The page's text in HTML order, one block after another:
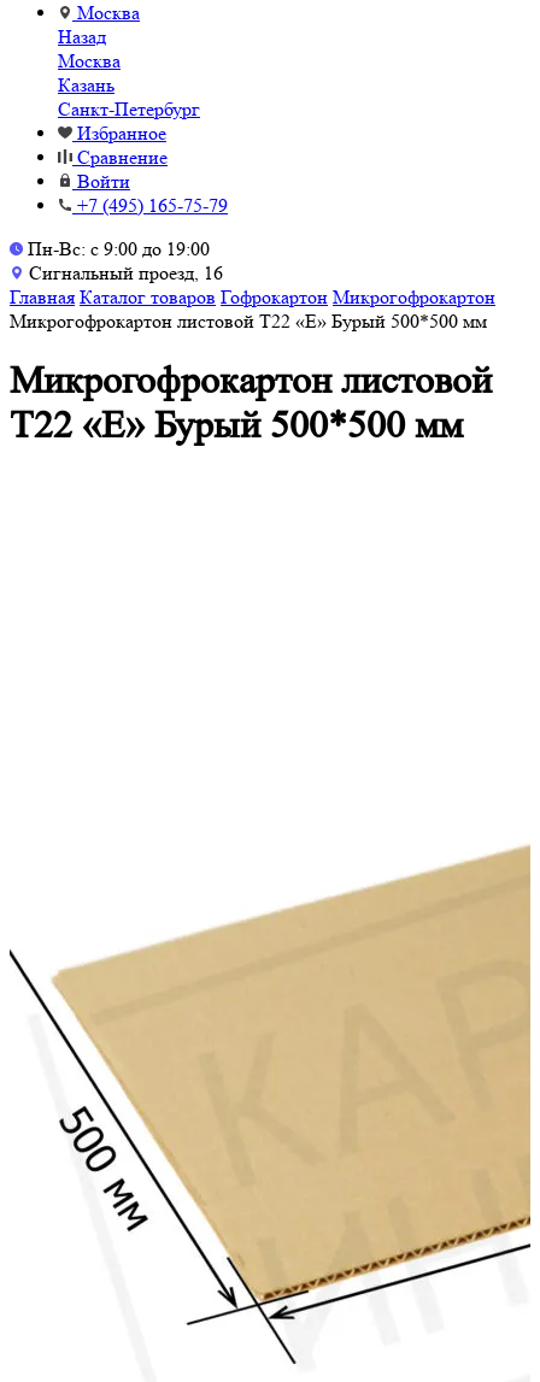
Москва
Назад
Москва
Казань
Санкт-Петербург
Избранное
Сравнение
Войти
+7 (495) 165-75-79
Пн-Вс: с 9:00 до 19:00
Сигнальный проезд, 16
Главная Каталог товаров Гофрокартон Микрогофрокартон
Микрогофрокартон листовой Т22 «Е» Бурый 500*500 мм
Микрогофрокартон листовой
Т22 «Е» Бурый 500*500 мм